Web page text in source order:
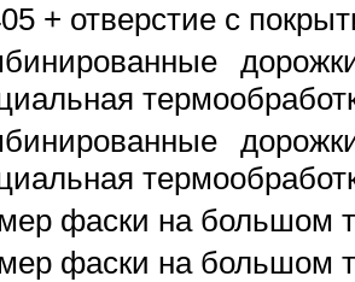
+ отверстие с
фаски на большом
фаски на большом